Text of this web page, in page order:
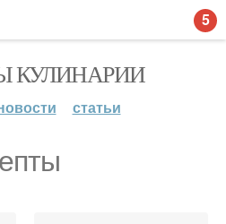
КУЛИНАРИИ
статьи
5